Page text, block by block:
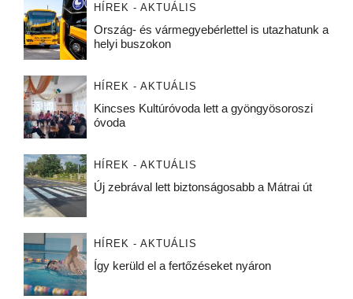
HÍREK - AKTUÁLIS
Ország- és vármegyebérlettel is utazhatunk a
helyi buszokon
HÍREK - AKTUÁLIS
Kincses Kultúróvoda lett a gyöngyösoroszi
óvoda
HÍREK - AKTUÁLIS
Új zebrával lett biztonságosabb a Mátrai út
HÍREK - AKTUÁLIS
Így kerüld el a fertőzéseket nyáron